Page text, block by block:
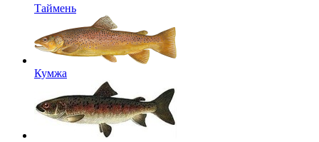
Таймень
Кумжа